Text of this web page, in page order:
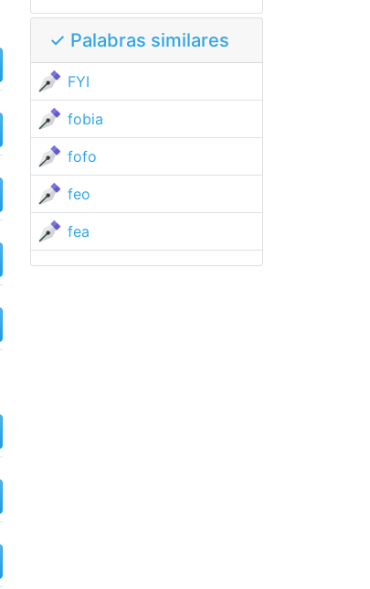
✓ Palabras similares
FYI
fobia
fofo
feo
fea